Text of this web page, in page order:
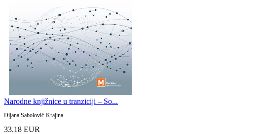
Narodne knjižnice u tranziciji – So...
Dijana Sabolović-Krajina
33.18 EUR